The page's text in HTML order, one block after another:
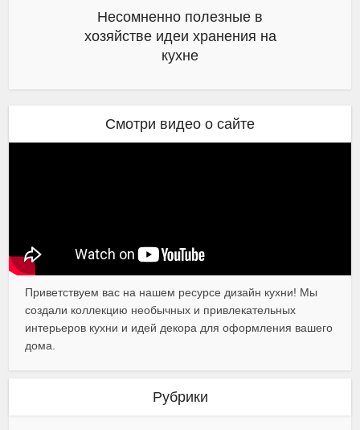
Несомненно полезные в
хозяйстве идеи хранения на
кухне
Смотри видео о сайте
Приветствуем вас на нашем ресурсе дизайн кухни! Мы
создали коллекцию необычных и привлекательных
интерьеров кухни и идей декора для оформления вашего
дома.
Рубрики